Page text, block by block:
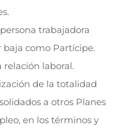
trabajadora
como Partícipe.
relación laboral.
de la totalidad
a otros Planes
en los términos y